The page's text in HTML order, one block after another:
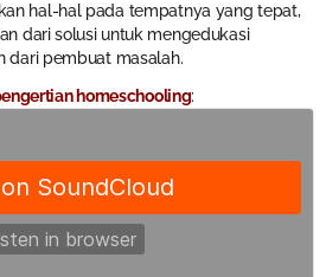
hal-hal pada tempatnya yang tepat,
dari solusi untuk mengedukasi
dari pembuat masalah.
homeschooling: